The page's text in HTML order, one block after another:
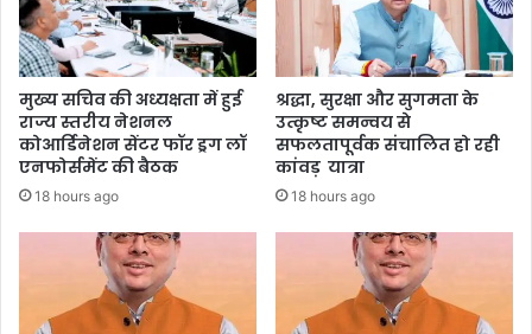
मुख्य सचिव की अध्यक्षता में हुई
राज्य स्तरीय नेशनल
कोआर्डिनेशन सेंटर फॉर ड्रग लॉ
एनफोर्समेंट की बैठक
18 hours ago
श्रद्धा, सुरक्षा और सुगमता के
उत्कृष्ट समन्वय से
सफलतापूर्वक संचालित हो रही
कांवड़ यात्रा
18 hours ago